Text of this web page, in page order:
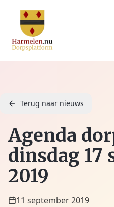
Terug naar nieuws
Agenda
dinsdag 17
2019
11 september 2019